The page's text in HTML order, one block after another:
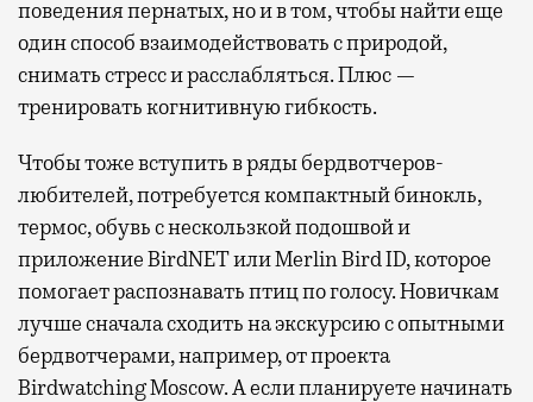
поведения пернатых, но и в том, чтобы найти еще
один способ взаимодействовать с природой,
снимать стресс и расслабляться. Плюс —
тренировать когнитивную гибкость.
Чтобы тоже вступить в ряды бердвотчеров-
любителей, потребуется компактный бинокль,
термос, обувь с нескользкой подошвой и
приложение BirdNET или Merlin Bird ID, которое
помогает распознавать птиц по голосу. Новичкам
лучше сначала сходить на экскурсию с опытными
бердвотчерами, например, от проекта
Birdwatching Moscow. А если планируете начинать